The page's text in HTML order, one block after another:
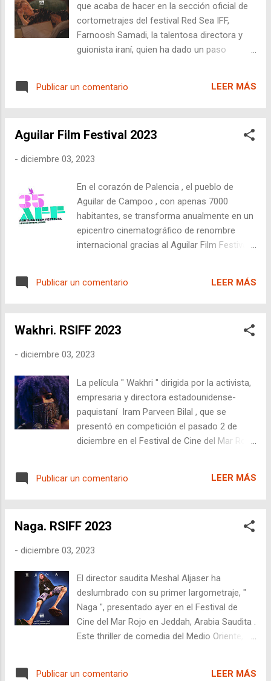
que acaba de hacer en la sección oficial de
cortometrajes del festival Red Sea IFF,
Farnoosh Samadi, la talentosa directora y
guionista iraní, quien ha dado un paso
la carcel, no la de las redes) en su última
utilizando como pretexto la necesidad de
transmisión en la televisión iraní. La
historia, aunque ambientada en el contexto
específico de Irán, trasciende las fronteras
geográficas al explorar la universalidad de la
lucha contra la censura y la restricción de la
libertad artística. Samadi utiliza "Titanic"
normas impuestas por aquellos en el poder,
Publicar un comentario LEER MÁS
Aguilar Film Festival 2023
- diciembre 03, 2023
En el corazón de Palencia , el pueblo de
Aguilar de Campoo , con apenas 7000
habitantes, se transforma anualmente en un
epicentro cinematográfico de renombre
internacional gracias al Aguilar Film Festival.
consolidado como uno de los festivales de
Film Festival ha sido testigo del ascenso de
españoles como internacionales. Su
en su condición pionera, siendo uno de los
primeros festivales en España dedicados
exclusivamente a esta forma artística.
Secciones En los últimos años, el festival ha
diversas partes del mundo y ampliando su
secciones fuera de concurso en
Publicar un comentario LEER MÁS
Wakhri. RSIFF 2023
- diciembre 03, 2023
La película " Wakhri " dirigida por la activista,
empresaria y directora estadounidense-
paquistaní Iram Parveen Bilal , que se
presentó en competición el pasado 2 de
diciembre en el Festival de Cine del Mar Rojo
. El film, basado en eventos reales y
moderna en Pakistán, destacando la
en el empoderamiento.
Publicar un comentario LEER MÁS
Naga. RSIFF 2023
- diciembre 03, 2023
El director saudita Meshal Aljaser ha
deslumbrado con su primer largometraje, "
Naga ", presentado ayer en el Festival de
Cine del Mar Rojo en Jeddah, Arabia Saudita .
Este thriller de comedia del Medio Oriente,
Publicar un comentario LEER MÁS